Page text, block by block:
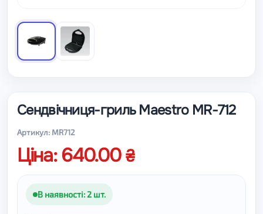
Сендвічниця-гриль Maestro MR-712
Артикул: MR712
Ціна: 640.00
В наявності: 2 шт.